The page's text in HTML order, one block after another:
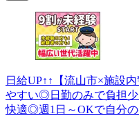
日給UP↑↑【流山市×施設
やすい◎日勤のみで負担
快適◎週1日～OKで自分の